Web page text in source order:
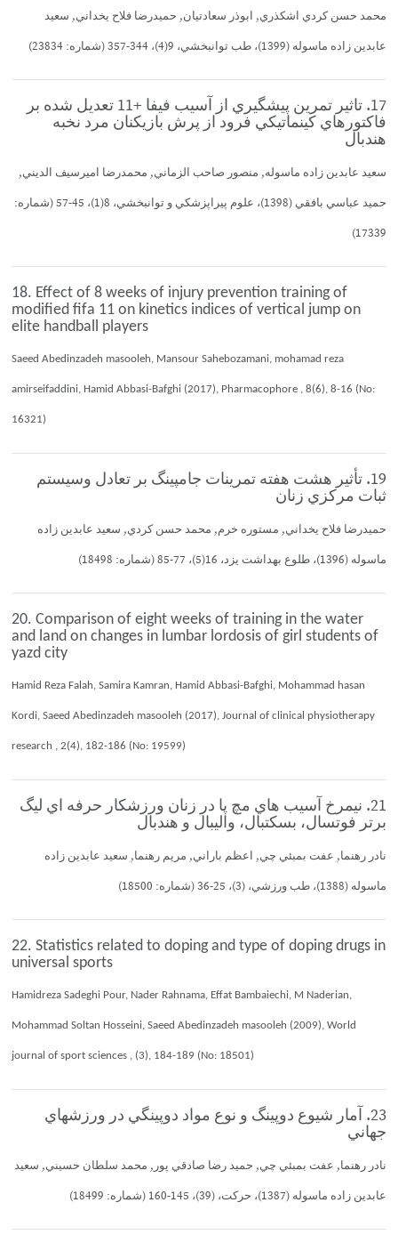
محمد حسن كردي اشكذري, ابوذر سعادتيان, حميدرضا فلاح يخداني, سعيد
عابدين زاده ماسوله (1399)، طب توانبخشي، 9(4)، 344-357 (شماره: 23834)
17. تاثير تمرين پيشگيري از آسيب فيفا +11 تعديل شده بر
فاكتورهاي كينماتيكي فرود از پرش بازيكنان مرد نخبه
هندبال
سعيد عابدين زاده ماسوله, منصور صاحب الزماني, محمدرضا اميرسيف الديني,
حميد عباسي بافقي (1398)، علوم پيراپزشكي و توانبخشي، 8(1)، 45-57 (شماره:
17339)
18. Effect of 8 weeks of injury prevention training of
modified fifa 11 on kinetics indices of vertical jump on
elite handball players
Saeed Abedinzadeh masooleh, Mansour Sahebozamani, mohamad reza
amirseifaddini, Hamid Abbasi-Bafghi (2017), Pharmacophore , 8(6), 8-16 (No:
16321)
19. تأثير هشت هفته تمرينات جامپينگ بر تعادل وسيستم
ثبات مركزي زنان
حميدرضا فلاح يخداني, مستوره خرم, محمد حسن كردي, سعيد عابدين زاده
ماسوله (1396)، طلوع بهداشت يزد، 16(5)، 77-85 (شماره: 18498)
20. Comparison of eight weeks of training in the water
and land on changes in lumbar lordosis of girl students of
yazd city
Hamid Reza Falah, Samira Kamran, Hamid Abbasi-Bafghi, Mohammad hasan
Kordi, Saeed Abedinzadeh masooleh (2017), Journal of clinical physiotherapy
research , 2(4), 182-186 (No: 19599)
21. نيمرخ آسيب هاي مچ پا در زنان ورزشكار حرفه اي ليگ
برتر فوتسال، بسكتبال، واليبال و هندبال
نادر رهنما, عفت بمبئي چي, اعظم باراني, مريم رهنما, سعيد عابدين زاده
ماسوله (1388)، طب ورزشي، (3)، 25-36 (شماره: 18500)
22. Statistics related to doping and type of doping drugs in
universal sports
Hamidreza Sadeghi Pour, Nader Rahnama, Effat Bambaiechi, M Naderian,
Mohammad Soltan Hosseini, Saeed Abedinzadeh masooleh (2009), World
journal of sport sciences , (3), 184-189 (No: 18501)
23. آمار شيوع دوپينگ و نوع مواد دوپينگي در ورزشهاي
جهاني
نادر رهنما, عفت بمبئي چي, حميد رضا صادقي پور, محمد سلطان حسيني, سعيد
عابدين زاده ماسوله (1387)، حركت، (39)، 145-160 (شماره: 18499)